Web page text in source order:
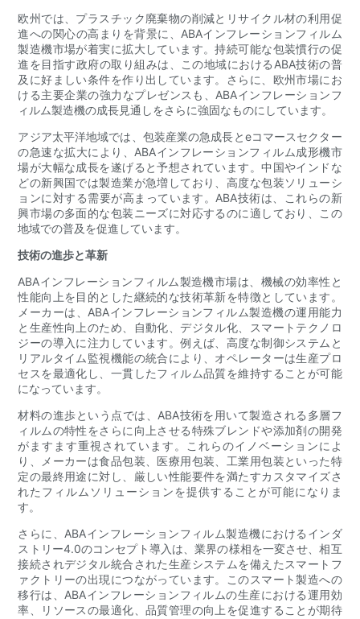
欧州では、プラスチック廃棄物の削減とリサイクル材の利用促
進への関心の高まりを背景に、ABAインフレーションフィルム
製造機市場が着実に拡大しています。持続可能な包装慣行の促
進を目指す政府の取り組みは、この地域におけるABA技術の普
及に好ましい条件を作り出しています。さらに、欧州市場にお
ける主要企業の強力なプレゼンスも、ABAインフレーションフ
ィルム製造機の成長見通しをさらに強固なものにしています。
アジア太平洋地域では、包装産業の急成長とeコマースセクター
の急速な拡大により、ABAインフレーションフィルム成形機市
場が大幅な成長を遂げると予想されています。中国やインドな
どの新興国では製造業が急増しており、高度な包装ソリューシ
ョンに対する需要が高まっています。ABA技術は、これらの新
興市場の多面的な包装ニーズに対応するのに適しており、この
地域での普及を促進しています。
技術の進歩と革新
ABAインフレーションフィルム製造機市場は、機械の効率性と
性能向上を目的とした継続的な技術革新を特徴としています。
メーカーは、ABAインフレーションフィルム製造機の運用能力
と生産性向上のため、自動化、デジタル化、スマートテクノロ
ジーの導入に注力しています。例えば、高度な制御システムと
リアルタイム監視機能の統合により、オペレーターは生産プロ
セスを最適化し、一貫したフィルム品質を維持することが可能
になっています。
材料の進歩という点では、ABA技術を用いて製造される多層フ
ィルムの特性をさらに向上させる特殊ブレンドや添加剤の開発
がますます重視されています。これらのイノベーションによ
り、メーカーは食品包装、医療用包装、工業用包装といった特
定の最終用途に対し、厳しい性能要件を満たすカスタマイズさ
れたフィルムソリューションを提供することが可能になりま
す。
さらに、ABAインフレーションフィルム製造機におけるインダ
ストリー4.0のコンセプト導入は、業界の様相を一変させ、相互
接続されデジタル統合された生産システムを備えたスマートフ
ァクトリーの出現につながっています。このスマート製造への
移行は、ABAインフレーションフィルムの生産における運用効
率、リソースの最適化、品質管理の向上を促進することが期待